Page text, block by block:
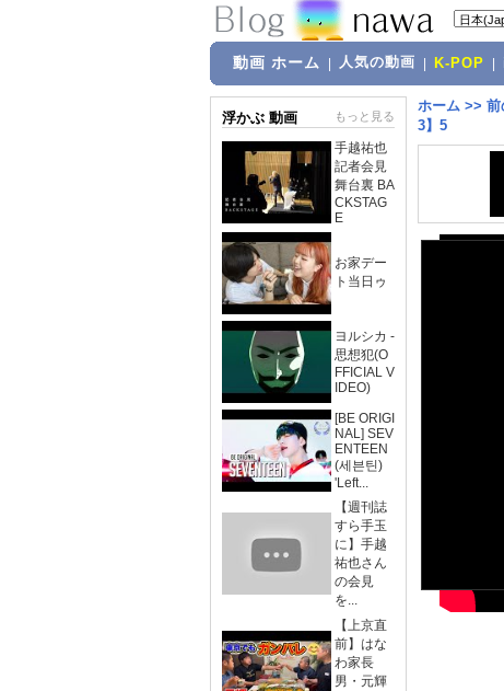
動画 ホーム 人気の動画 K-POP
浮かぶ 動画 もっと見る
手越祐也
記者会見
舞台裏 BA
CKSTAG
E
お家デー
ト当日ゥ
ヨルシカ -
思想犯(O
FFICIAL V
IDEO)
[BE ORIGI
NAL] SEV
ENTEEN
(세븐틴)
'Left...
【週刊誌
すら手玉
に】手越
祐也さん
の会見
を...
【上京直
前】はな
わ家長
男・元輝
ホーム >> 前
3】5